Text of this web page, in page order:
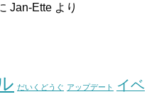
Jan-Ette より
だいくどうぐ アップデート
イベ